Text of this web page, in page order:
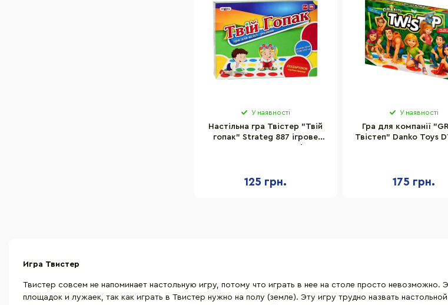
У наявності
Настільна гра Твістер "Твій
гопак" Strateg 887 ігрове
125 грн.
У наявності
Гра для компанії
Твістеп" Danko Toys
175 грн.
Игра Твистер
Твистер совсем не напоминает настольную игру, потому что играть в нее на столе просто
площадок и лужаек, так как играть в Твистер нужно на полу (земле). Эту игру трудно назвать